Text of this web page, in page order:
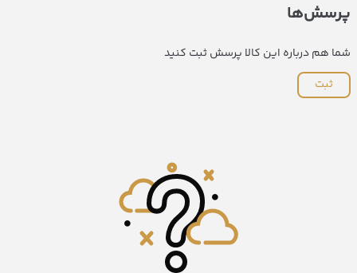
پرسش‌ها
شما هم درباره این کالا پرسش ثبت کنید
ثبت